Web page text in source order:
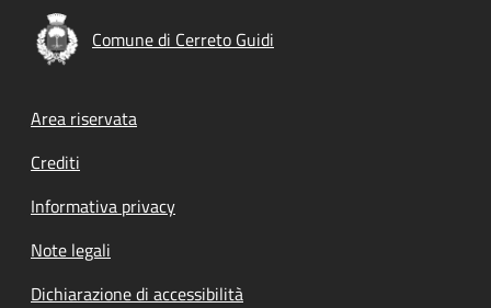
Comune di Cerreto Guidi
Footer menu
Area riservata
Crediti
Informativa privacy
Note legali
Dichiarazione di accessibilità